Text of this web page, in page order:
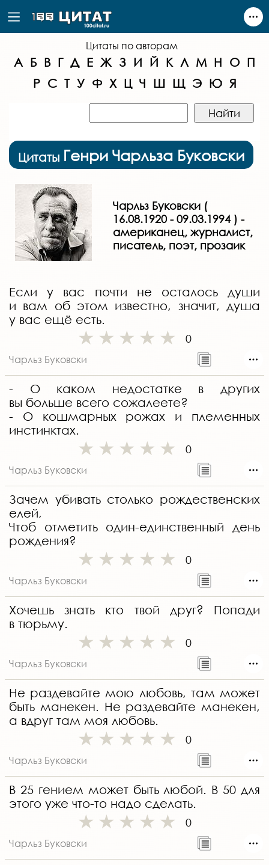
Цитаты по авторам
А Б В Г Д Е Ж З И Й К Л М Н О П
Р С Т У Ф Х Ц Ч Ш Щ Э Ю Я
Цитаты Генри Чарльза Буковски
Чарльз Буковски (
16.08.1920 - 09.03.1994 ) -
американец, журналист,
писатель, поэт, прозаик
Если у вас почти не осталось души
и вам об этом известно, значит, душа
у вас ещё есть.
0
Чарльз Буковски
- О каком недостатке в других
вы больше всего сожалеете?
- О кошмарных рожах и племенных
инстинктах.
0
Чарльз Буковски
Зачем убивать столько рождественских
елей,
Чтоб отметить один-единственный день
рождения?
0
Чарльз Буковски
Хочешь знать кто твой друг? Попади
в тюрьму.
0
Чарльз Буковски
Не раздевайте мою любовь, там может
быть манекен. Не раздевайте манекен,
а вдруг там моя любовь.
0
Чарльз Буковски
В 25 гением может быть любой. В 50 для
этого уже что-то надо сделать.
0
Чарльз Буковски